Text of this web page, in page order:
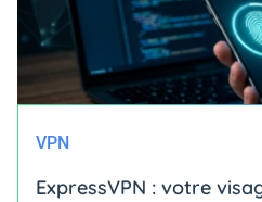
VPN
ExpressVPN : votre